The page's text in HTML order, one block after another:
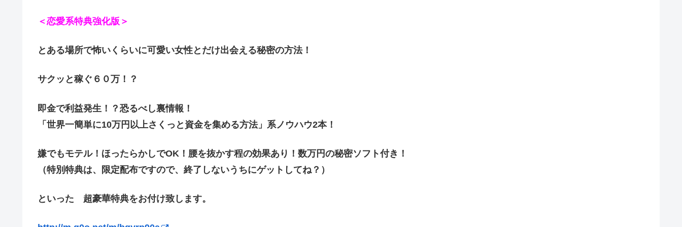
＜恋愛系特典強化版＞
とある場所で怖いくらいに可愛い女性とだけ出会える秘密の方法！
サクッと稼ぐ６０万！？
即金で利益発生！？恐るべし裏情報！
「世界一簡単に10万円以上さくっと資金を集める方法」系ノウハウ2本！
嫌でもモテル！ほったらかしでOK！腰を抜かす程の効果あり！数万円の秘密ソフト付き！
（特別特典は、限定配布ですので、終了しないうちにゲットしてね？）
といった 超豪華特典をお付け致します。